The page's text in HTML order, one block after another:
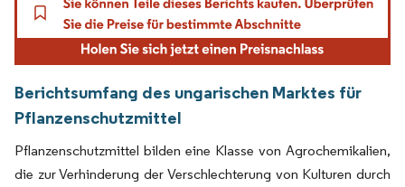
Berichtsumfang des ungarischen Marktes für
Pflanzenschutzmittel
Pflanzenschutzmittel bilden eine Klasse von Agrochemikalien,
die zur Verhinderung der Verschlechterung von Kulturen durch